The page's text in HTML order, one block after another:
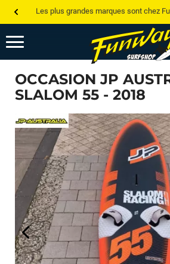
Les plus grandes marques sont chez
Jusqu’à -75% de remise sur le
💰 Meilleur prix garanti — Moins cher
Besoin de conseils de pro ? Appelle
OCCASION JP
SLALOM 55 - 2018